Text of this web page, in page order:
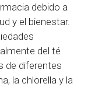
debido a
y el bienestar.
del té
de diferentes
la chlorella y la